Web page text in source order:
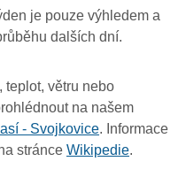
je pouze výhledem a
dalších dní.
teplot, větru nebo
na našem
- Svojkovice. Informace
stránce Wikipedie.